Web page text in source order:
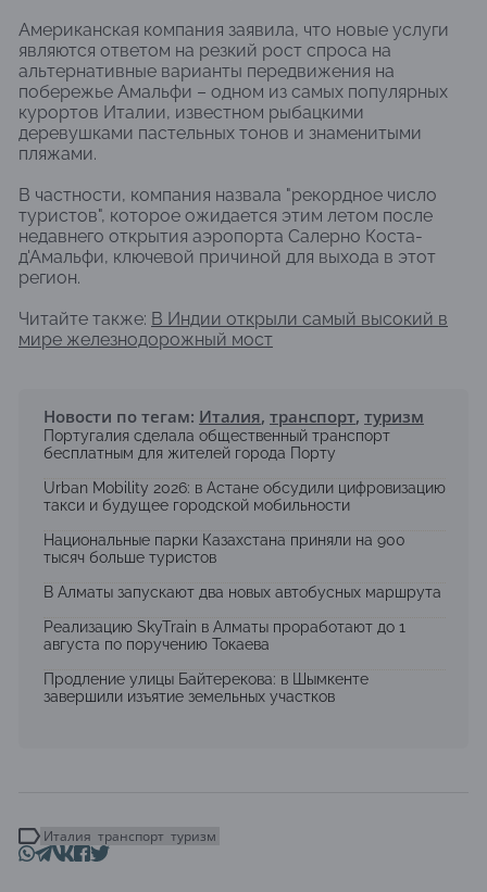
Американская компания заявила, что новые услуги
являются ответом на резкий рост спроса на
альтернативные варианты передвижения на
побережье Амальфи – одном из самых популярных
курортов Италии, известном рыбацкими
деревушками пастельных тонов и знаменитыми
пляжами.
В частности, компания назвала "рекордное число
туристов", которое ожидается этим летом после
недавнего открытия аэропорта Салерно Коста-
д'Амальфи, ключевой причиной для выхода в этот
регион.
Читайте также: В Индии открыли самый высокий в
мире железнодорожный мост
Новости по тегам: Италия, транспорт, туризм
Португалия сделала общественный транспорт
бесплатным для жителей города Порту
Urban Mobility 2026: в Астане обсудили цифровизацию
такси и будущее городской мобильности
Национальные парки Казахстана приняли на 900
тысяч больше туристов
В Алматы запускают два новых автобусных маршрута
Реализацию SkyTrain в Алматы проработают до 1
августа по поручению Токаева
Продление улицы Байтерекова: в Шымкенте
завершили изъятие земельных участков
Италия транспорт туризм